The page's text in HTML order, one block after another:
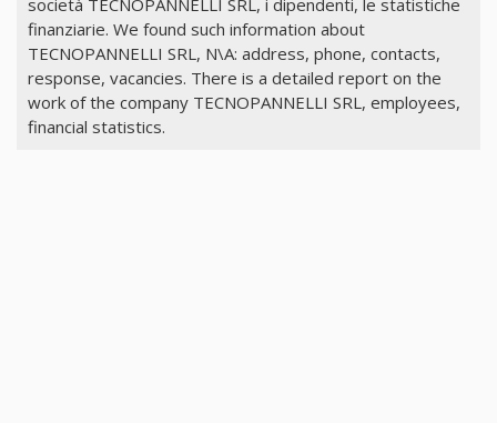
società TECNOPANNELLI SRL, i dipendenti, le statistiche
finanziarie. We found such information about
TECNOPANNELLI SRL, N\A: address, phone, contacts,
response, vacancies. There is a detailed report on the
work of the company TECNOPANNELLI SRL, employees,
financial statistics.